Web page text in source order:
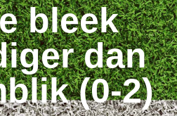
bleek
dan
(0-2)